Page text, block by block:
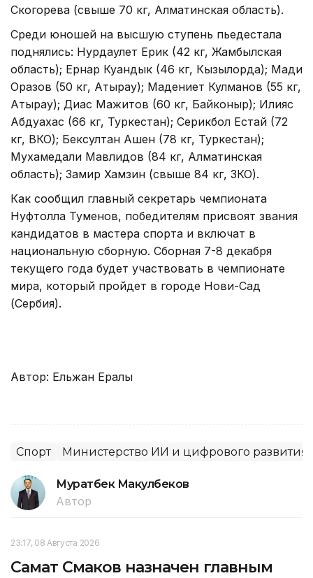
Скогорева (свыше 70 кг, Алматинская область).
Среди юношей на высшую ступень пьедестала
поднялись: Нурдаулет Ерик (42 кг, Жамбылская
область); Ернар Куандык (46 кг, Кызылорда); Мади
Оразов (50 кг, Атырау); Мадениет Кулманов (55 кг,
Атырау); Диас Мажитов (60 кг, Байконыр); Илияс
Абдуахас (66 кг, Туркестан); Серикбол Естай (72
кг, ВКО); Бексултан Ашен (78 кг, Туркестан);
Мухамедали Мавлидов (84 кг, Алматинская
область); Замир Хамзин (свыше 84 кг, ЗКО).
Как сообщил главный секретарь чемпионата
Нуфтолла Туменов, победителям присвоят звания
кандидатов в мастера спорта и включат в
национальную сборную. Сборная 7-8 декабря
текущего года будет участвовать в чемпионате
мира, который пройдет в городе Нови-Сад
(Сербия).
Автор: Ельжан Ералы
Спорт Министерство ИИ и цифрового развития
Муратбек Макулбеков
Автор
23:17, 08 Августа 2026
Самат Смаков назначен главным